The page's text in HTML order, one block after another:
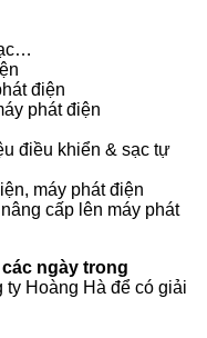
điện
phát điện
điều khiển & sạc tự
máy phát điện
cấp lên máy phát
ngày trong
ty Hoàng Hà để có giải